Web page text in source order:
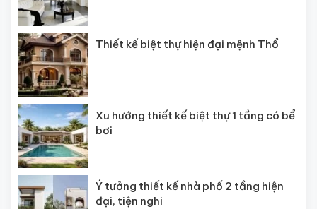
Thiết kế biệt thự hiện đại mệnh Thổ
Xu hướng thiết kế biệt thự 1 tầng có bể
bơi
Ý tưởng thiết kế nhà phố 2 tầng hiện
đại, tiện nghi